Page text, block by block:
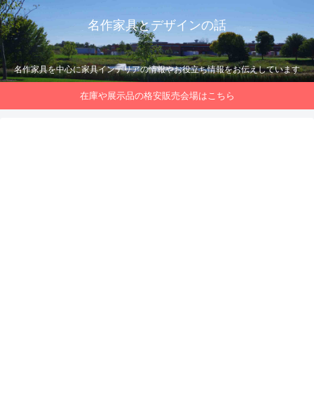
名作家具とデザインの話
名作家具を中心に家具インテリアの情報やお役立ち情報をお伝えしています
在庫や展示品の格安販売会場はこちら